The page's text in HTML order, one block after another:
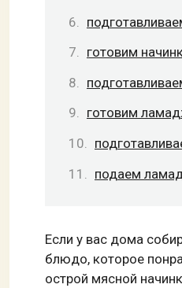
готовим
готовим
подаем
Если у вас дома
блюдо, которое
острой мясной